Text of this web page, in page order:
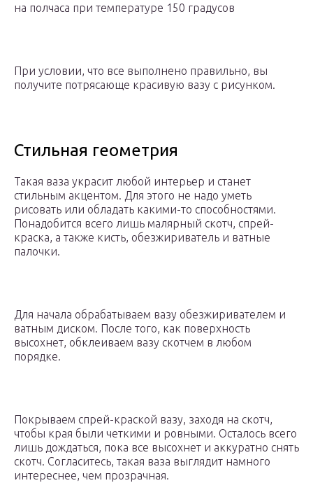
на полчаса при температуре 150 градусов
При условии, что все выполнено правильно, вы
получите потрясающе красивую вазу с рисунком.
Стильная геометрия
Такая ваза украсит любой интерьер и станет
стильным акцентом. Для этого не надо уметь
рисовать или обладать какими-то способностями.
Понадобится всего лишь малярный скотч, спрей-
краска, а также кисть, обезжириватель и ватные
палочки.
Для начала обрабатываем вазу обезжиривателем и
ватным диском. После того, как поверхность
высохнет, обклеиваем вазу скотчем в любом
порядке.
Покрываем спрей-краской вазу, заходя на скотч,
чтобы края были четкими и ровными. Осталось всего
лишь дождаться, пока все высохнет и аккуратно снять
скотч. Согласитесь, такая ваза выглядит намного
интереснее, чем прозрачная.